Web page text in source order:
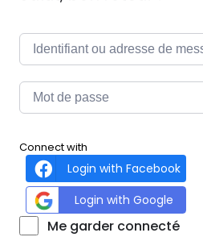
Connect with
Login with Facebook
Login with Google
Me garder connecté